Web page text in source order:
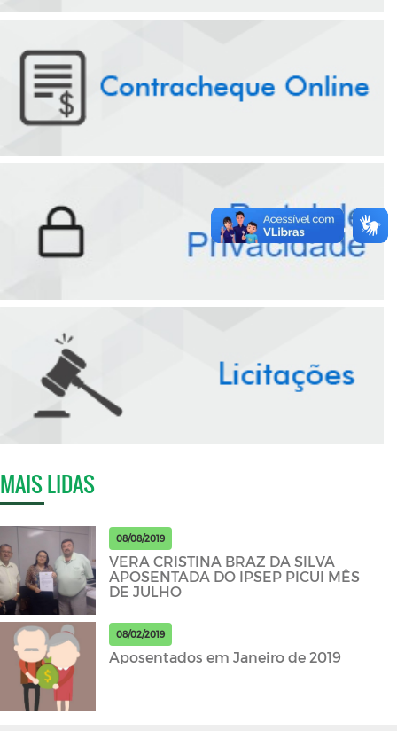
MAIS LIDAS
08/08/2019
VERA CRISTINA BRAZ DA SILVA
APOSENTADA DO IPSEP PICUI MÊS
DE JULHO
08/02/2019
Aposentados em Janeiro de 2019